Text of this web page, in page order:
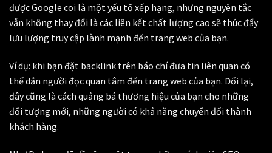
được Google coi là một yếu tố xếp hạng, nhưng nguyên tắc
vẫn không thay đổi là các liên kết chất lượng cao sẽ thúc đẩy
lưu lượng truy cập lành mạnh đến trang web của bạn.
Ví dụ: khi bạn đặt backlink trên báo chí đưa tin liên quan có
thể dẫn người đọc quan tâm đến trang web của bạn. Đổi lại,
đây cũng là cách quảng bá thương hiệu của bạn cho những
đối tượng mới, những người có khả năng chuyển đổi thành
khách hàng.